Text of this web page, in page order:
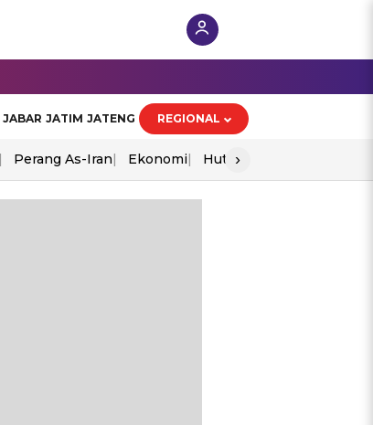
JABAR JATIM JATENG REGIONAL
Perang As-Iran Ekonomi Hut Ri
›